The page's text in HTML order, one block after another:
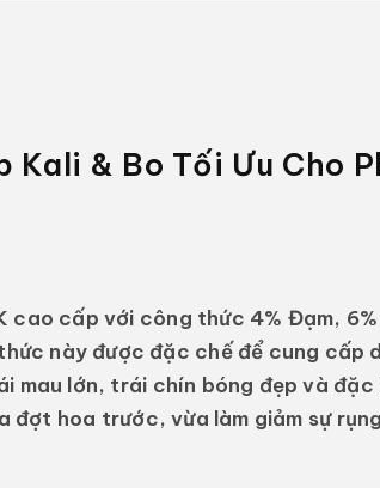
Kali & Bo Tối Ưu Cho
cao cấp với công thức 4% Đạm,
này được đặc chế để cung cấp
mau lớn, trái chín bóng đẹp và đặc
đợt hoa trước, vừa làm giảm sự